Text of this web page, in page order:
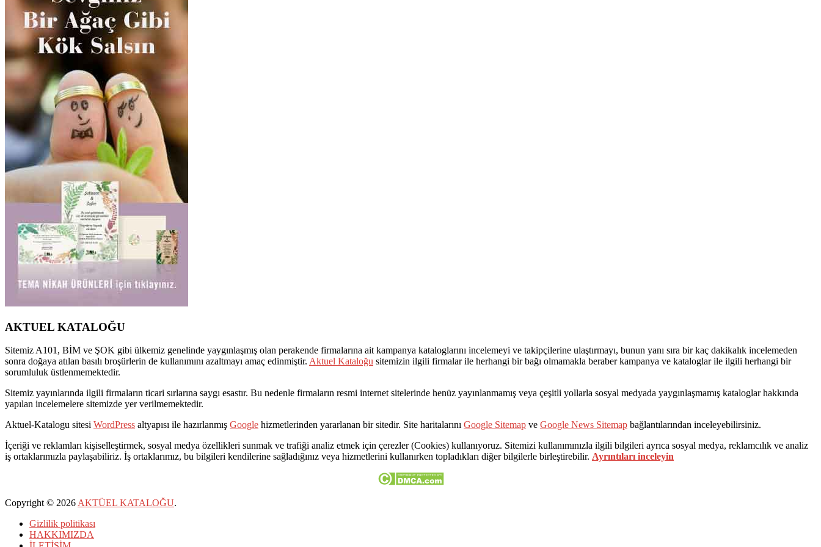
AKTUEL KATALOĞU
Sitemiz A101, BİM ve ŞOK gibi ülkemiz genelinde yaygınlaşmış olan perakende firmalarına ait kampanya kataloglarını incelemeyi ve takipçilerine ulaştırmayı, bunun yanı sıra bir kaç dakikalık incelemeden
sonra doğaya atılan basılı broşürlerin de kullanımını azaltmayı amaç edinmiştir. Aktuel Kataloğu sitemizin ilgili firmalar ile herhangi bir bağı olmamakla beraber kampanya ve kataloglar ile ilgili herhangi bir
sorumluluk üstlenmemektedir.
Sitemiz yayınlarında ilgili firmaların ticari sırlarına saygı esastır. Bu nedenle firmaların resmi internet sitelerinde henüz yayınlanmamış veya çeşitli yollarla sosyal medyada yaygınlaşmamış kataloglar hakkında
yapılan incelemelere sitemizde yer verilmemektedir.
Aktuel-Katalogu sitesi WordPress altyapısı ile hazırlanmış Google hizmetlerinden yararlanan bir sitedir. Site haritalarını Google Sitemap ve Google News Sitemap bağlantılarından inceleyebilirsiniz.
İçeriği ve reklamları kişiselleştirmek, sosyal medya özellikleri sunmak ve trafiği analiz etmek için çerezler (Cookies) kullanıyoruz. Sitemizi kullanımınızla ilgili bilgileri ayrıca sosyal medya, reklamcılık ve analiz
iş ortaklarımızla paylaşabiliriz. İş ortaklarımız, bu bilgileri kendilerine sağladığınız veya hizmetlerini kullanırken topladıkları diğer bilgilerle birleştirebilir. Ayrıntıları inceleyin
Copyright © 2026AKTÜEL KATALOĞU.
Gizlilik politikası
HAKKIMIZDA